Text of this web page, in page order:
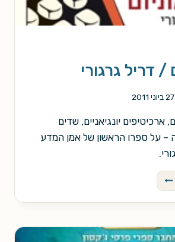
/ דריל גרגורי
27 ביוני 2011
ארכיטיפים יונגיאניים, שדים
– על ספרו הראשון של אמן המדע
פנדמוניום